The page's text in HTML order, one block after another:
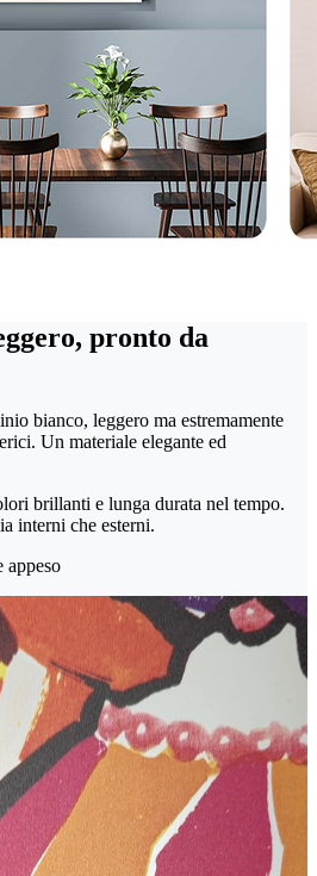
pronto da
bianco, leggero ma estremamente
Un materiale elegante ed
brillanti e lunga durata nel tempo.
interni che esterni.
appeso